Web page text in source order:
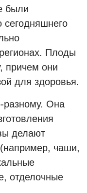
были
сегодняшнего
Плоды
причем они
для здоровья.
разному. Она
делают
чаши,
отделочные